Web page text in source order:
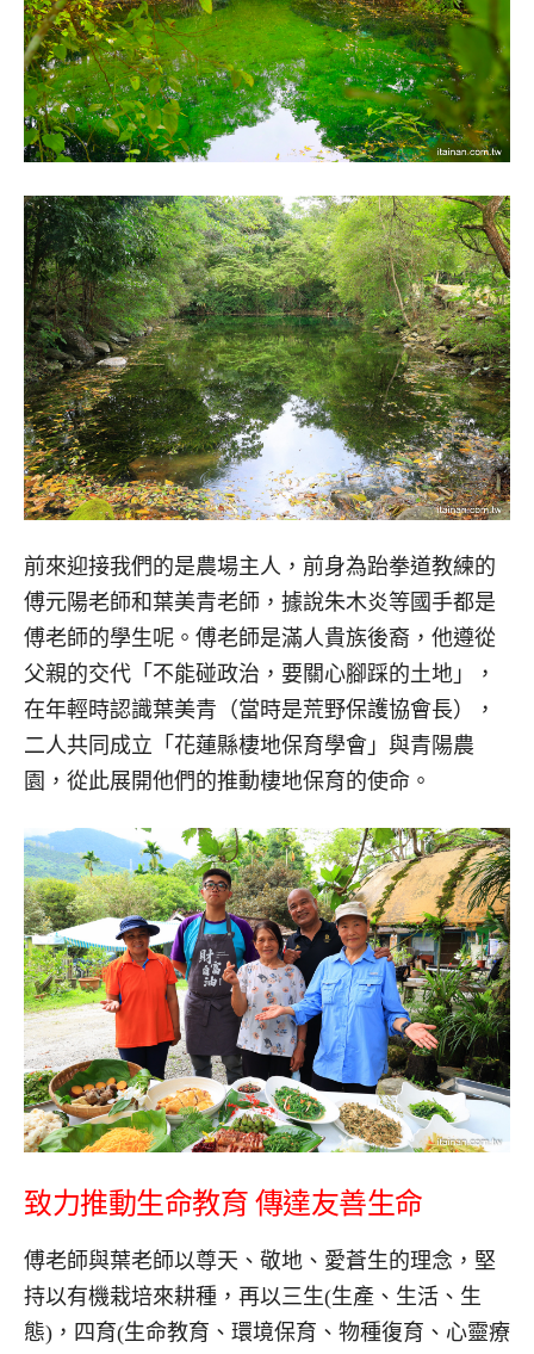
前來迎接我們的是農場主人，前身為跆拳道教練的
傅元陽老師和葉美青老師，據說朱木炎等國手都是
傅老師的學生呢。傅老師是滿人貴族後裔，他遵從
父親的交代「不能碰政治，要關心腳踩的土地」，
在年輕時認識葉美青（當時是荒野保護協會長），
二人共同成立「花蓮縣棲地保育學會」與青陽農
園，從此展開他們的推動棲地保育的使命。
致力推動生命教育傳達友善生命
傅老師與葉老師以尊天、敬地、愛蒼生的理念，堅
持以有機栽培來耕種，再以三生(生產、生活、生
態)，四育(生命教育、環境保育、物種復育、心靈療